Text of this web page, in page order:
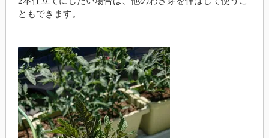
ともできます。